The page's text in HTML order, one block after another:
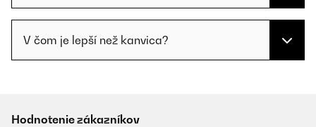
V čom je lepší než kanvica?
Hodnotenie zákazníkov